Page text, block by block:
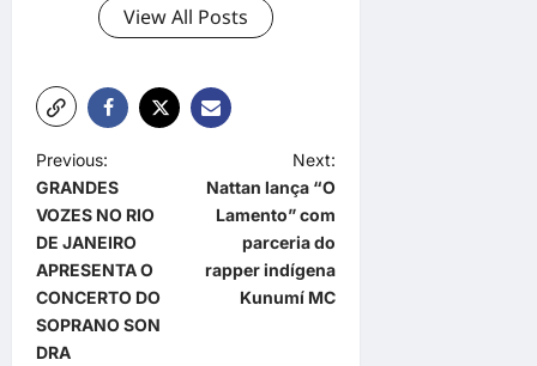
View All Posts
P
o
s
t
n
a
Previous:
GRANDES
VOZES NO RIO
DE JANEIRO
APRESENTA O
CONCERTO DO
SOPRANO SON
DRA
Next:
Nattan lança “O
Lamento” com
parceria do
rapper indígena
Kunumí MC